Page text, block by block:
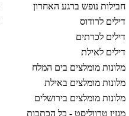
חבילות נופש ברגע האחרון
דילים לרודוס
דילים לכרתים
דילים לאילת
מלונות מומלצים בים המלח
מלונות מומלצים באילת
מלונות מומלצים בירושלים
מגזין טרווליסט - כל הכתבות